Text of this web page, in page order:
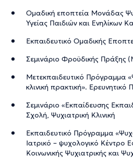
Ομαδική εποπτεία Μονάδας
Υγείας Παιδιών και Ενηλίκων
Εκπαιδευτικό Ομαδικής
Σεμινάριο Φροϋδικής Πράξης
Μετεκπαιδευτικό Πρόγραμμα
κλινική πρακτική».
Σεμινάριο «Εκπαίδευσης
Σχολή, Ψυχιατρική Κλινική
Εκπαιδευτικό Πρόγραμμα
Ιατρικό – ψυχολογικό Κέντρο
Κοινωνικής Ψυχιατρικής και